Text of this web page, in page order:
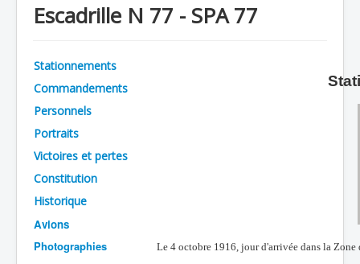
Chronologie
Avions
Personnels
Formation
Doctrines
Les As
Escadrille N 77 - SPA 77
Stationnements
Commandements
Personnels
Portraits
Victoires et pertes
Constitution
Historique
Avions
Photographies
Le 4 octobre 1916, jour d'arrivée dans la